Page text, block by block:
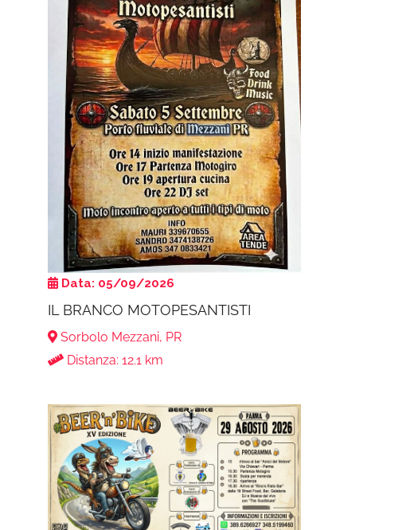
Data: 05/09/2026
IL BRANCO MOTOPESANTISTI
Sorbolo Mezzani, PR
Distanza: 12.1 km